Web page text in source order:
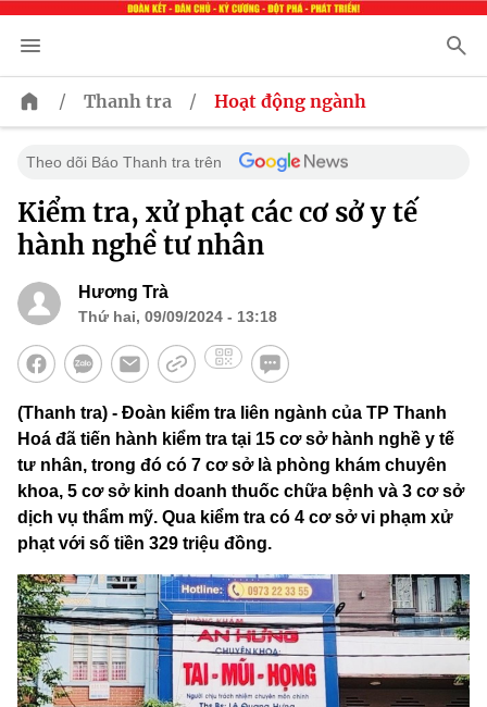
/ Thanh tra / Hoạt động ngành
Theo dõi Báo Thanh tra trên
Kiểm tra, xử phạt các cơ sở y tế
hành nghề tư nhân
Hương Trà
Thứ hai, 09/09/2024 - 13:18
(Thanh tra) - Đoàn kiểm tra liên ngành của TP Thanh
Hoá đã tiến hành kiểm tra tại 15 cơ sở hành nghề y tế
tư nhân, trong đó có 7 cơ sở là phòng khám chuyên
khoa, 5 cơ sở kinh doanh thuốc chữa bệnh và 3 cơ sở
dịch vụ thẩm mỹ. Qua kiểm tra có 4 cơ sở vi phạm xử
phạt với số tiền 329 triệu đồng.